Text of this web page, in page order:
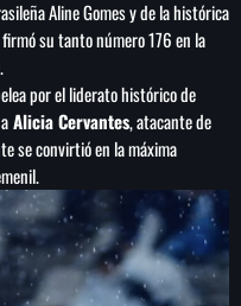
Aline Gomes y de la histórica
su tanto número 176 en la
por el liderato histórico de
Alicia Cervantes, atacante de
se convirtió en la máxima